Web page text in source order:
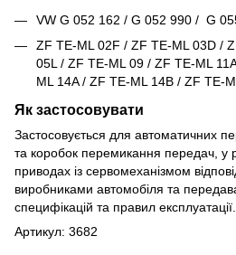
VW G 052 162 / G 052 990 / G
ZF TE-ML 02F / ZF TE-ML 03D /
05L / ZF TE-ML 09 / ZF TE-ML
ML 14A / ZF TE-ML 14B / ZF TE-
Як застосовувати
Застосовується для автоматичних
та коробок перемикання передач, у
приводах із сервомеханізмом
виробниками автомобіля та
специфікацій та правил експлуатації.
Артикул: 3682